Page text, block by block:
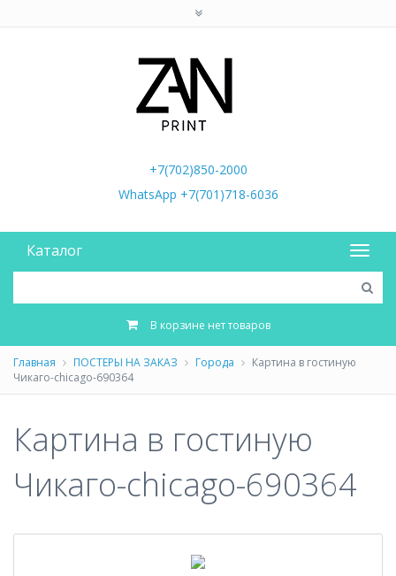
+7(702)850-2000
WhatsApp +7(701)718-6036
Каталог
В корзине нет товаров
Главная ПОСТЕРЫ НА ЗАКАЗ Города
Картина в гостиную
Чикаго-chicago-690364
Картина в гостиную
Чикаго-chicago-690364